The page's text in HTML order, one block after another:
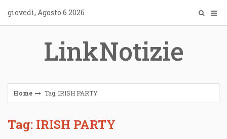
content
giovedì, Agosto 6 2026
LinkNotizie
Home Tag: IRISH PARTY
Tag: IRISH PARTY